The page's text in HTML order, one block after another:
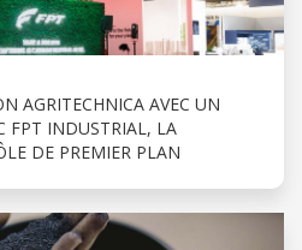
AGRITECHNICA AVEC UN
FPT INDUSTRIAL, LA
DE PREMIER PLAN